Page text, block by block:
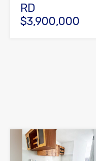
RD
$3,900,000